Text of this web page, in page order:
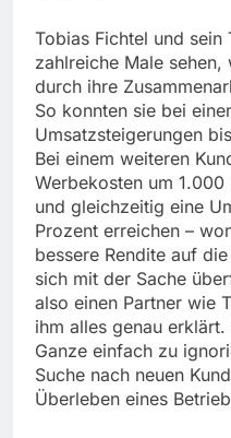
Tobias Fichtel und sein
zahlreiche Male
durch ihre
So konnten sie bei
Umsatzsteigerungen
Bei einem weiteren
Werbekosten um
und gleichzeitig eine
Prozent erreichen –
bessere Rendite auf
sich mit der Sache
also einen Partner wie
ihm alles genau
Ganze einfach zu
Suche nach neuen
Überleben eines